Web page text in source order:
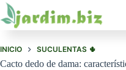
Pular
para
INICIO SUCULENTAS 🌵
Cacto dedo de dama: